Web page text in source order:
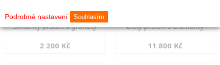
Stříbrný prsten s granáty
2 200 Kč
Zlatý prsten s diamanty
11 800 Kč
Podrobné nastavení Souhlasím